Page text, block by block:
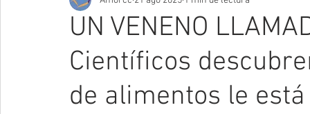
UN VENENO
Científicos
de alimentos le